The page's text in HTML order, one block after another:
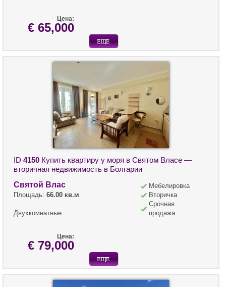
Цена:
€ 65,000
ID 4150 Купить квартиру у моря в Святом Власе —
вторичная недвижимость в Болгарии
Святой Влас
Площадь: 66.00 кв.м
Двухкомнатные
Мебелировка
Вторичка
Срочная
продажа
Цена:
€ 79,000